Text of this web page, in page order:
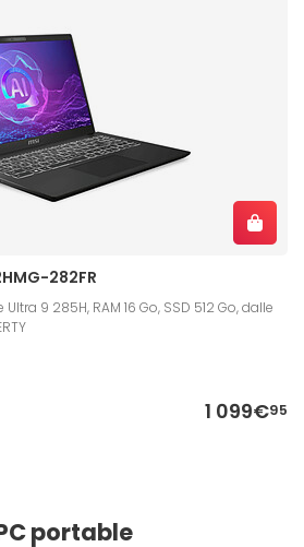
282FR
9 285H, RAM 16 Go, SSD 512 Go, dalle
1 099€95
portable